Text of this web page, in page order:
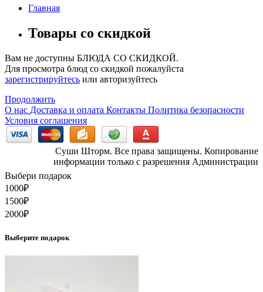
Главная
Товары со скидкой
Вам не доступны БЛЮДА СО СКИДКОЙ.
Для просмотра блюд со скидкой пожалуйста
зарегистрируйтесь или авторизуйтесь
Продолжить
О нас Доставка и оплата Контакты Политика безопасности
Условия соглашения
Суши Шторм. Все права защищены. Копирование
информации только с разрешения Администрации
Выбери подарок
1000₽
1500₽
2000₽
Выберите подарок